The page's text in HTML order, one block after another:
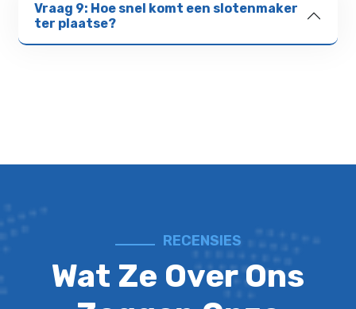
Vraag 9: Hoe snel komt een slotenmaker
ter plaatse?
RECENSIES
Wat Ze Over Ons